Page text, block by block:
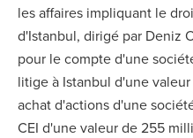
les affaires impliquant le
d'Istanbul, dirigé par Deniz
pour le compte d'une
litige à Istanbul d'une
achat d'actions d'une
CEI d'une valeur de 255